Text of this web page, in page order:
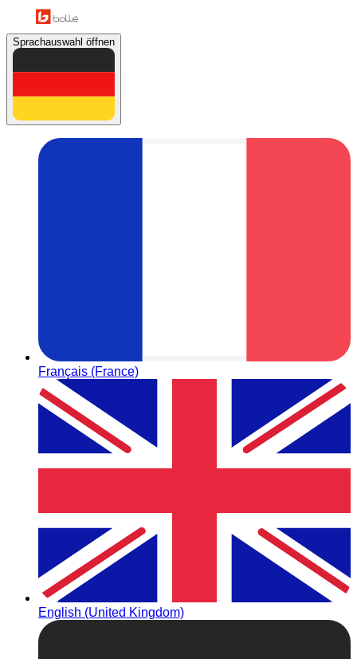
Sprachauswahl öffnen
Français (France)
English (United Kingdom)